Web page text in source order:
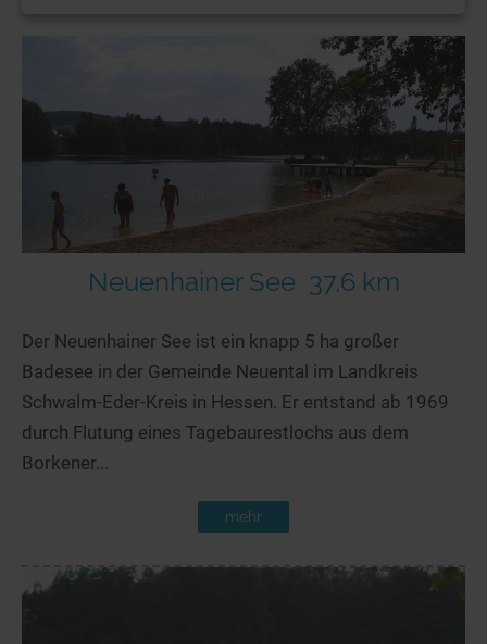
Neuenhainer See 37,6 km
Der Neuenhainer See ist ein knapp 5 ha großer
Badesee in der Gemeinde Neuental im Landkreis
Schwalm-Eder-Kreis in Hessen. Er entstand ab 1969
durch Flutung eines Tagebaurestlochs aus dem
Borkener...
mehr